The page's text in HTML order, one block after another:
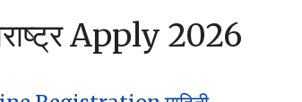
Apply 2026